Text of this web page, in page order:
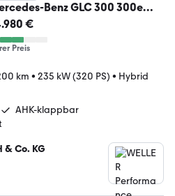
Benz GLC 300 300e
€
Preis
km • 235 kW (320 PS) • Hybrid
AHK-klappbar
& Co. KG